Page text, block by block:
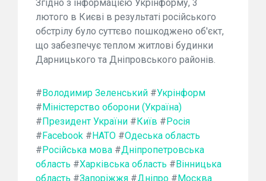
Згідно з інформацією Укрінформу, 3
лютого в Києві в результаті російського
обстрілу було суттєво пошкоджено об'єкт,
що забезпечує теплом житлові будинки
Дарницького та Дніпровського районів.
# Володимир Зеленський #Укрінформ
# Міністерство оборони (Україна)
# Президент України # Київ # Росія
# Facebook # НАТО #Одеська область
# Російська мова #Дніпропетровська
область #Харківська область # Вінницька
область #Запоріжжя #Дніпро # Москва